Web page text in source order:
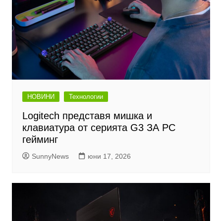
НОВИНИ Технологии
Logitech представя мишка и
клавиатура от серията G3 ЗА PC
гейминг
SunnyNews юни 17, 2026